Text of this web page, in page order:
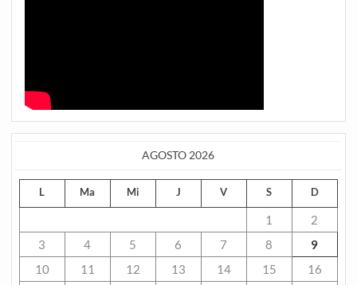
AGOSTO 2026
L Ma Mi J V S D
1
2
3
4 5 6 7 8
9
10
11 12 13 14 15
16